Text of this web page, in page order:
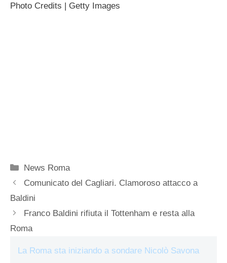
Photo Credits | Getty Images
Categorie
News Roma
Comunicato del Cagliari. Clamoroso attacco a
Baldini
Franco Baldini rifiuta il Tottenham e resta alla
Roma
La Roma sta iniziando a sondare Nicolò Savona